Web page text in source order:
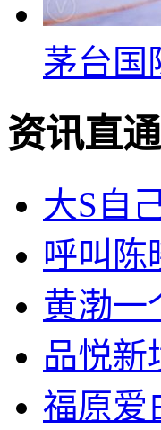
茅台国
资讯直
大S自
呼叫陈
黄渤一
品悦新
福原爱